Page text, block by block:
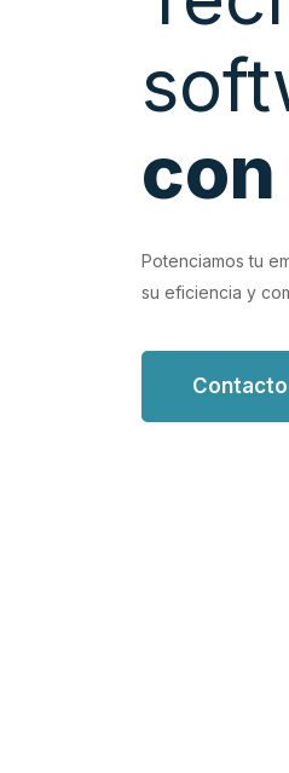
Potenciamos tu
su eficiencia y
Contacto
soluciones de software
flujos de trabajo.